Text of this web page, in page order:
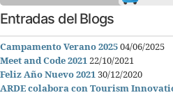
Entradas del Blogs
Campamento Verano 202504/06/2025
Meet and Code 202122/10/2021
Feliz Año Nuevo 202130/12/2020
ARDE colabora con Tourism